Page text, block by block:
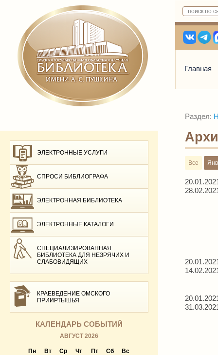
Главная
ЭЛЕКТРОННЫЕ УСЛУГИ
СПРОСИ БИБЛИОГРАФА
ЭЛЕКТРОННАЯ БИБЛИОТЕКА
ЭЛЕКТРОННЫЕ КАТАЛОГИ
СПЕЦИАЛИЗИРОВАННАЯ
БИБЛИОТЕКА ДЛЯ НЕЗРЯЧИХ И
СЛАБОВИДЯЩИХ
КРАЕВЕДЕНИЕ ОМСКОГО
ПРИИРТЫШЬЯ
КАЛЕНДАРЬ СОБЫТИЙ
АВГУСТ 2026
Пн Вт Ср Чт Пт Сб
Вс
Раздел:
Все